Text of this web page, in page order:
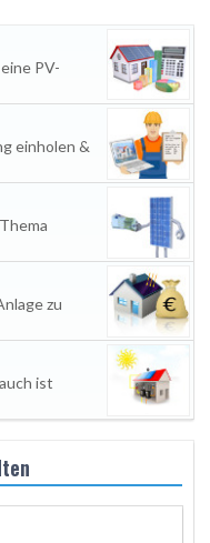
PV-
einholen &
zu
ist